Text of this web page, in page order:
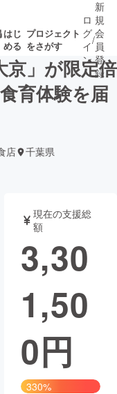
はじ
める
プロジェクト
をさがす
が近いプ
書籍・雑誌
チャレンジ
Creation
ロ
グ
イ
ン
/
新
規
会
員
登
録
京」が限定倍
育体験を届
店 千葉県
現在の支援総
額
3,30
1,50
0円
330%